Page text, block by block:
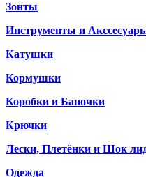
Зонты
Инструменты и
Катушки
Кормушки
Коробки и Баночки
Крючки
Лески, Плетёнки и Шок
Одежда